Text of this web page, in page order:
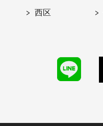
西区